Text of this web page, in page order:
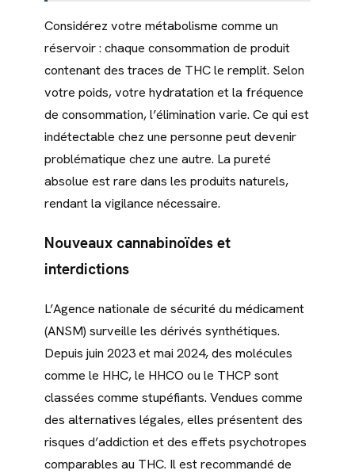
Considérez votre métabolisme comme un
réservoir : chaque consommation de produit
contenant des traces de THC le remplit. Selon
votre poids, votre hydratation et la fréquence
de consommation, l’élimination varie. Ce qui est
indétectable chez une personne peut devenir
problématique chez une autre. La pureté
absolue est rare dans les produits naturels,
rendant la vigilance nécessaire.
Nouveaux cannabinoïdes et
interdictions
L’Agence nationale de sécurité du médicament
(ANSM) surveille les dérivés synthétiques.
Depuis juin 2023 et mai 2024, des molécules
comme le HHC, le HHCO ou le THCP sont
classées comme stupéfiants. Vendues comme
des alternatives légales, elles présentent des
risques d’addiction et des effets psychotropes
comparables au THC. Il est recommandé de